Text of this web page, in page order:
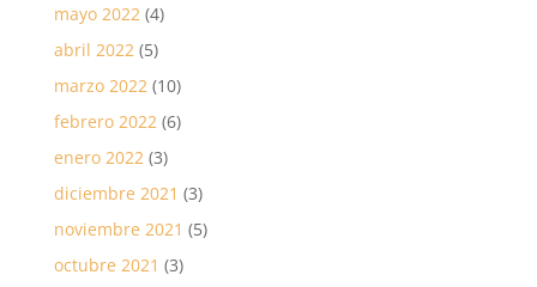
mayo 2022(4)
abril 2022(5)
marzo 2022(10)
febrero 2022(6)
enero 2022(3)
diciembre 2021 (3)
noviembre 2021 (5)
octubre 2021 (3)